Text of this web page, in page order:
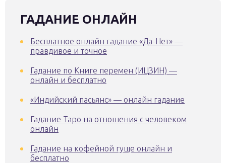
ГАДАНИЕ ОНЛАЙН
Бесплатное онлайн гадание «Да-Нет» —
правдивое и точное
Гадание по Книге перемен (ИЦЗИН) —
онлайн и бесплатно
«Индийский пасьянс» — онлайн гадание
Гадание Таро на отношения с человеком
онлайн
Гадание на кофейной гуще онлайн и
бесплатно